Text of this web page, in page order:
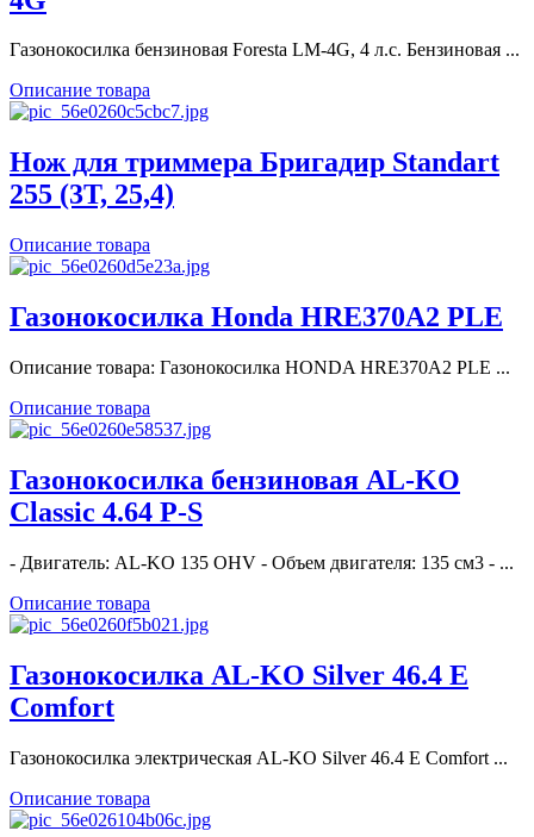
Газонокосилка бензиновая Foresta LM-4G, 4 л.с. Бензиновая ...
Описание товара
Нож для триммера Бригадир Standart
255 (3Т, 25,4)
Описание товара
Газонокосилка Honda HRE370A2 PLE
Описание товара: Газонокосилка HONDA HRE370A2 PLE ...
Описание товара
Газонокосилка бензиновая AL-KO
Classic 4.64 P-S
- Двигатель: AL-KO 135 OHV - Объем двигателя: 135 см3 - ...
Описание товара
Газонокосилка AL-KO Silver 46.4 E
Comfort
Газонокосилка электрическая AL-KO Silver 46.4 E Comfort ...
Описание товара